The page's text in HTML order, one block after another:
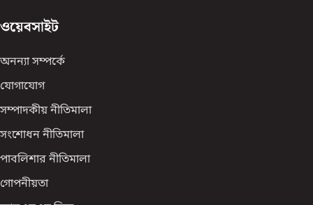
ওয়েবসাইট
অনন্যা সম্পর্কে
যোগাযোগ
সম্পাদকীয় নীতিমালা
সংশোধন নীতিমালা
পাবলিশার নীতিমালা
গোপনীয়তা